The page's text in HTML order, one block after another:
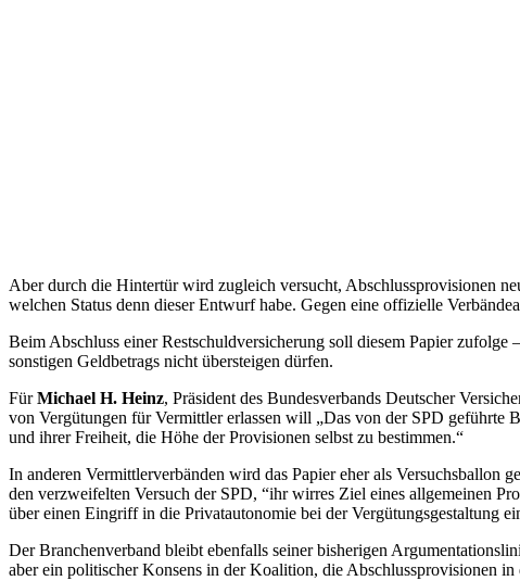
Aber durch die Hintertür wird zugleich versucht, Abschlussprovisionen
welchen Status denn dieser Entwurf habe. Gegen eine offizielle
Beim Abschluss einer Restschuldversicherung soll diesem Papier
sonstigen Geldbetrags nicht übersteigen dürfen.
FürMichael H. Heinz, Präsident des Bundesverbands Deutscher
von Vergütungen für Vermittler erlassen will „Das von der SPD
und ihrer Freiheit, die Höhe der Provisionen selbst zu bestimmen.“
In anderen Vermittlerverbänden wird das Papier eher als Versuchsballon
den verzweifelten Versuch der SPD, “ihr wirres Ziel eines allgemeinen
über einen Eingriff in die Privatautonomie bei der Vergütungsgestaltung
Der Branchenverband bleibt ebenfalls seiner bisherigen
aber ein politischer Konsens in der Koalition, die Abschlussprovisionen